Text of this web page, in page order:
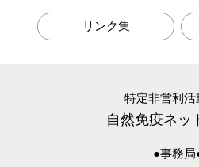
第12回 植物の話
第9回 テロメアの話
第8回 免疫進化の話
リンク集
特定非営利活
自然免疫ネッ
●事務局